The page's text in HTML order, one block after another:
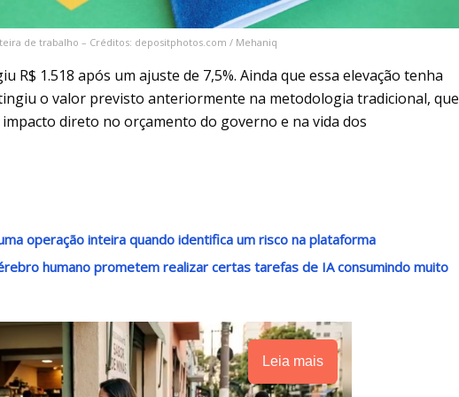
de trabalho – Créditos: depositphotos.com / Mehaniq
R$ 1.518 após um ajuste de 7,5%. Ainda que essa elevação tenha
o valor previsto anteriormente na metodologia tradicional, que
impacto direto no orçamento do governo e na vida dos
operação inteira quando identifica um risco na plataforma
humano prometem realizar certas tarefas de IA consumindo muito
Leia mais